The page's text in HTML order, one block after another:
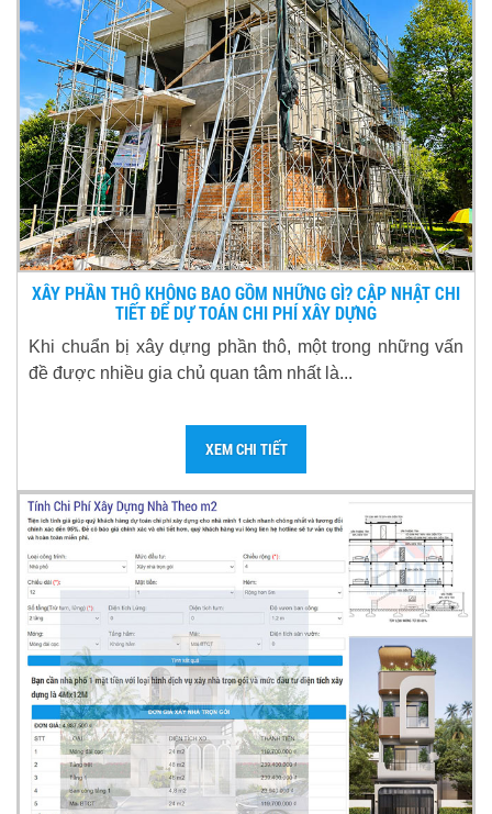
XÂY PHẦN THÔ KHÔNG BAO GỒM NHỮNG GÌ? CẬP NHẬT CHI
TIẾT ĐỂ DỰ TOÁN CHI PHÍ XÂY DỰNG
Khi chuẩn bị xây dựng phần thô, một trong những vấn
đề được nhiều gia chủ quan tâm nhất là...
XEM CHI TIẾT